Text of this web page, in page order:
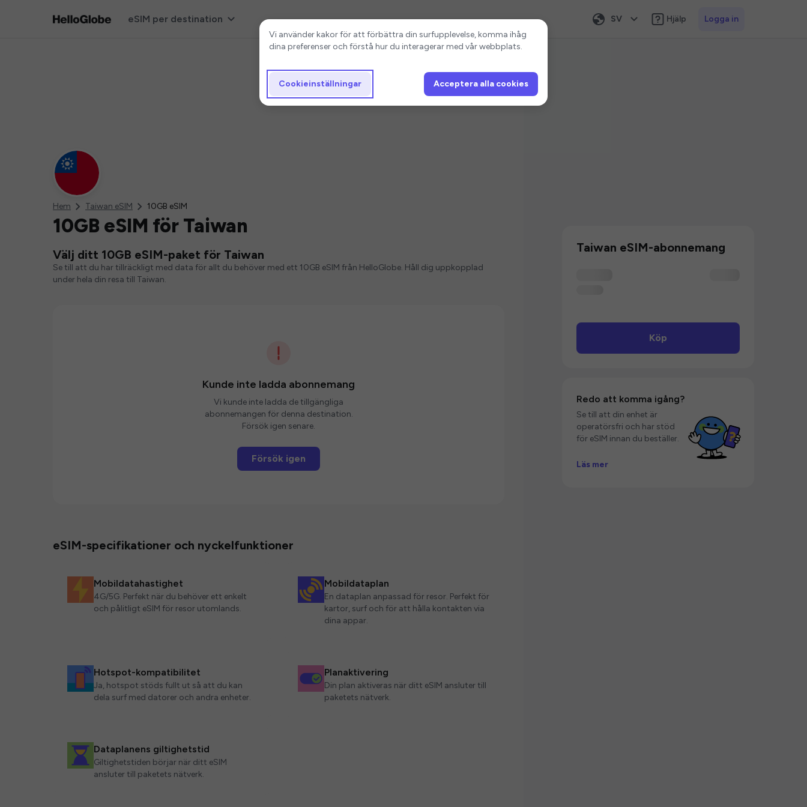
eSIM per destination SV Hjälp Logga in
Hem Taiwan eSIM 10GB eSIM
10GB eSIM för Taiwan
Välj ditt 10GB eSIM-paket för Taiwan
Se till att du har tillräckligt med data för allt du behöver med ett 10GB eSIM från HelloGlobe. Håll dig uppkopplad
under hela din resa till Taiwan.
Kunde inte ladda abonnemang
Vi kunde inte ladda de tillgängliga
abonnemangen för denna destination.
Försök igen senare.
Försök igen
eSIM-specifikationer och nyckelfunktioner
Mobildatahastighet
4G/5G. Perfekt när du behöver ett enkelt
och pålitligt eSIM för resor utomlands.
Mobildataplan
En dataplan anpassad för resor. Perfekt för
kartor, surf och för att hålla kontakten via
dina appar.
Hotspot-kompatibilitet
Ja, hotspot stöds fullt ut så att du kan
dela surf med datorer och andra enheter.
Planaktivering
Din plan aktiveras när ditt eSIM ansluter till
paketets nätverk.
Dataplanens giltighetstid
Giltighetstiden börjar när ditt eSIM
ansluter till paketets nätverk.
Taiwan eSIM-abonnemang
Köp
Redo att komma igång?
Se till att din enhet är
operatörsfri och har stöd
för eSIM innan du beställer.
Läs mer
Cookieinställningar
Vi använder kakor för att förbättra din surfupplevelse, komma ihåg
dina preferenser och förstå hur du interagerar med vår webbplats.
Cookieinställningar Acceptera alla cookies